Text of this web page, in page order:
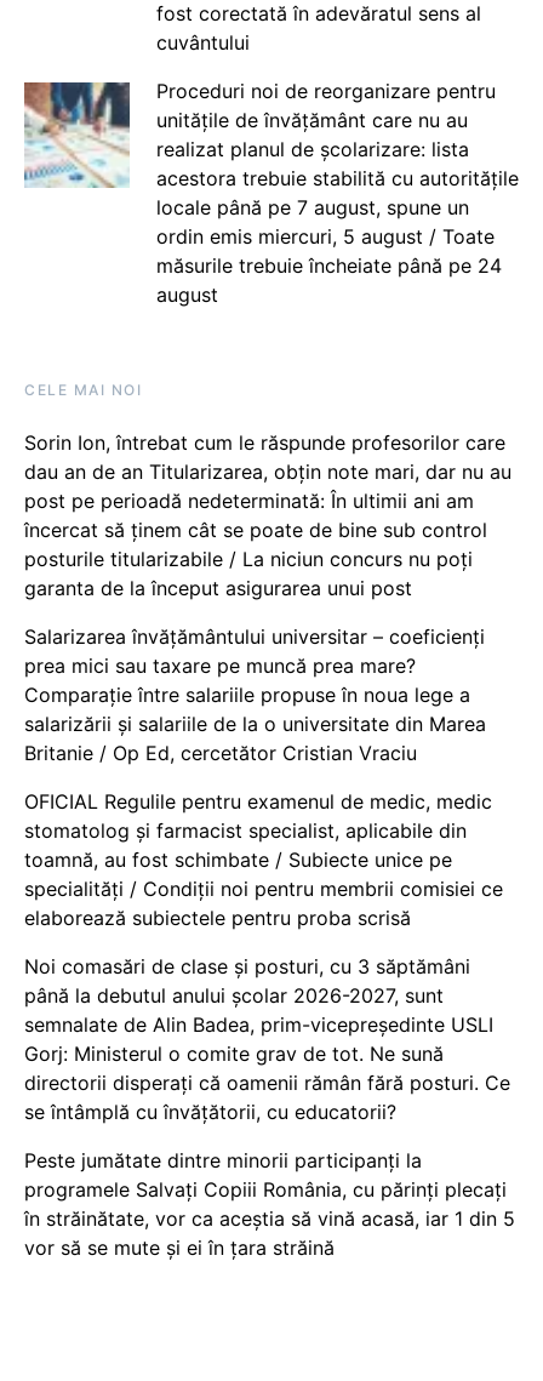
fost corectată în adevăratul sens al
cuvântului
Proceduri noi de reorganizare pentru
unitățile de învățământ care nu au
realizat planul de școlarizare: lista
acestora trebuie stabilită cu autoritățile
locale până pe 7 august, spune un
ordin emis miercuri, 5 august / Toate
măsurile trebuie încheiate până pe 24
august
CELE MAI NOI
Sorin Ion, întrebat cum le răspunde profesorilor care
dau an de an Titularizarea, obțin note mari, dar nu au
post pe perioadă nedeterminată: În ultimii ani am
încercat să ținem cât se poate de bine sub control
posturile titularizabile / La niciun concurs nu poți
garanta de la început asigurarea unui post
Salarizarea învățământului universitar – coeficienți
prea mici sau taxare pe muncă prea mare?
Comparație între salariile propuse în noua lege a
salarizării și salariile de la o universitate din Marea
Britanie / Op Ed, cercetător Cristian Vraciu
OFICIAL Regulile pentru examenul de medic, medic
stomatolog și farmacist specialist, aplicabile din
toamnă, au fost schimbate / Subiecte unice pe
specialități / Condiții noi pentru membrii comisiei ce
elaborează subiectele pentru proba scrisă
Noi comasări de clase și posturi, cu 3 săptămâni
până la debutul anului școlar 2026-2027, sunt
semnalate de Alin Badea, prim-vicepreședinte USLI
Gorj: Ministerul o comite grav de tot. Ne sună
directorii disperați că oamenii rămân fără posturi. Ce
se întâmplă cu învățătorii, cu educatorii?
Peste jumătate dintre minorii participanți la
programele Salvați Copiii România, cu părinți plecați
în străinătate, vor ca aceștia să vină acasă, iar 1 din 5
vor să se mute și ei în țara străină